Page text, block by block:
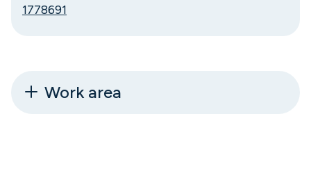
1778691
Work area